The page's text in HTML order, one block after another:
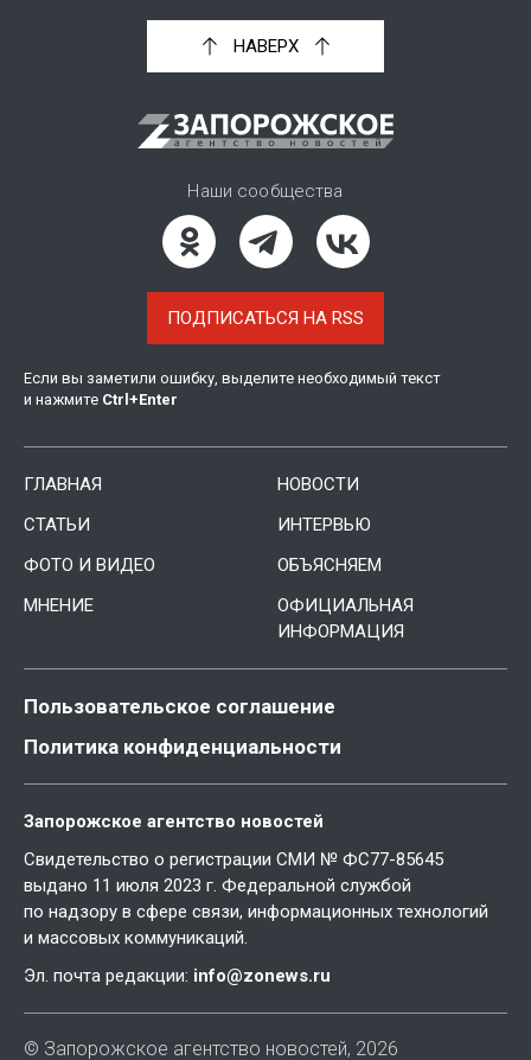
НАВЕРХ
Наши сообщества
ПОДПИСАТЬСЯ НА RSS
Если вы заметили ошибку, выделите необходимый текст
и нажмите Ctrl +Enter
ГЛАВНАЯ
НОВОСТИ
СТАТЬИ
ИНТЕРВЬЮ
ФОТО И ВИДЕО
ОБЪЯСНЯЕМ
МНЕНИЕ
ОФИЦИАЛЬНАЯ
ИНФОРМАЦИЯ
Пользовательское соглашение
Политика конфиденциальности
Запорожское агентство новостей
Свидетельство о регистрации СМИ № ФС77-85645
выдано 11 июля 2023 г. Федеральной службой
по надзору в сфере связи, информационных технологий
и массовых коммуникаций.
Эл. почта редакции: info@zonews.ru
© Запорожское агентство новостей, 2026